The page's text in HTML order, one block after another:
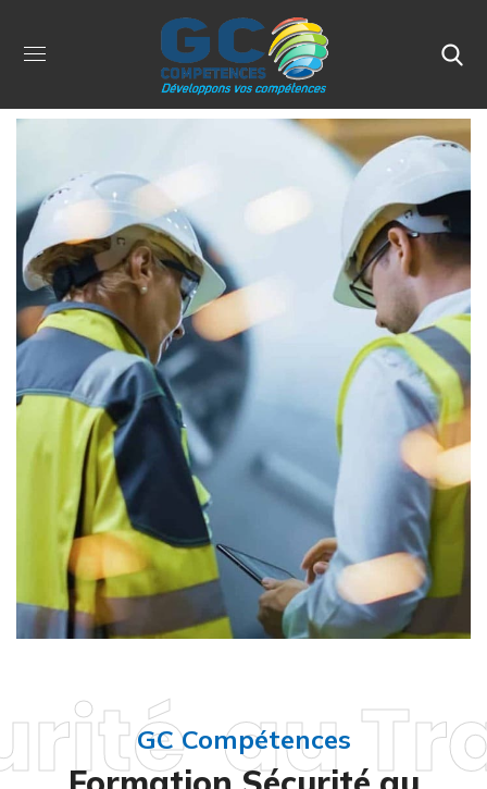
GC Compétences
au